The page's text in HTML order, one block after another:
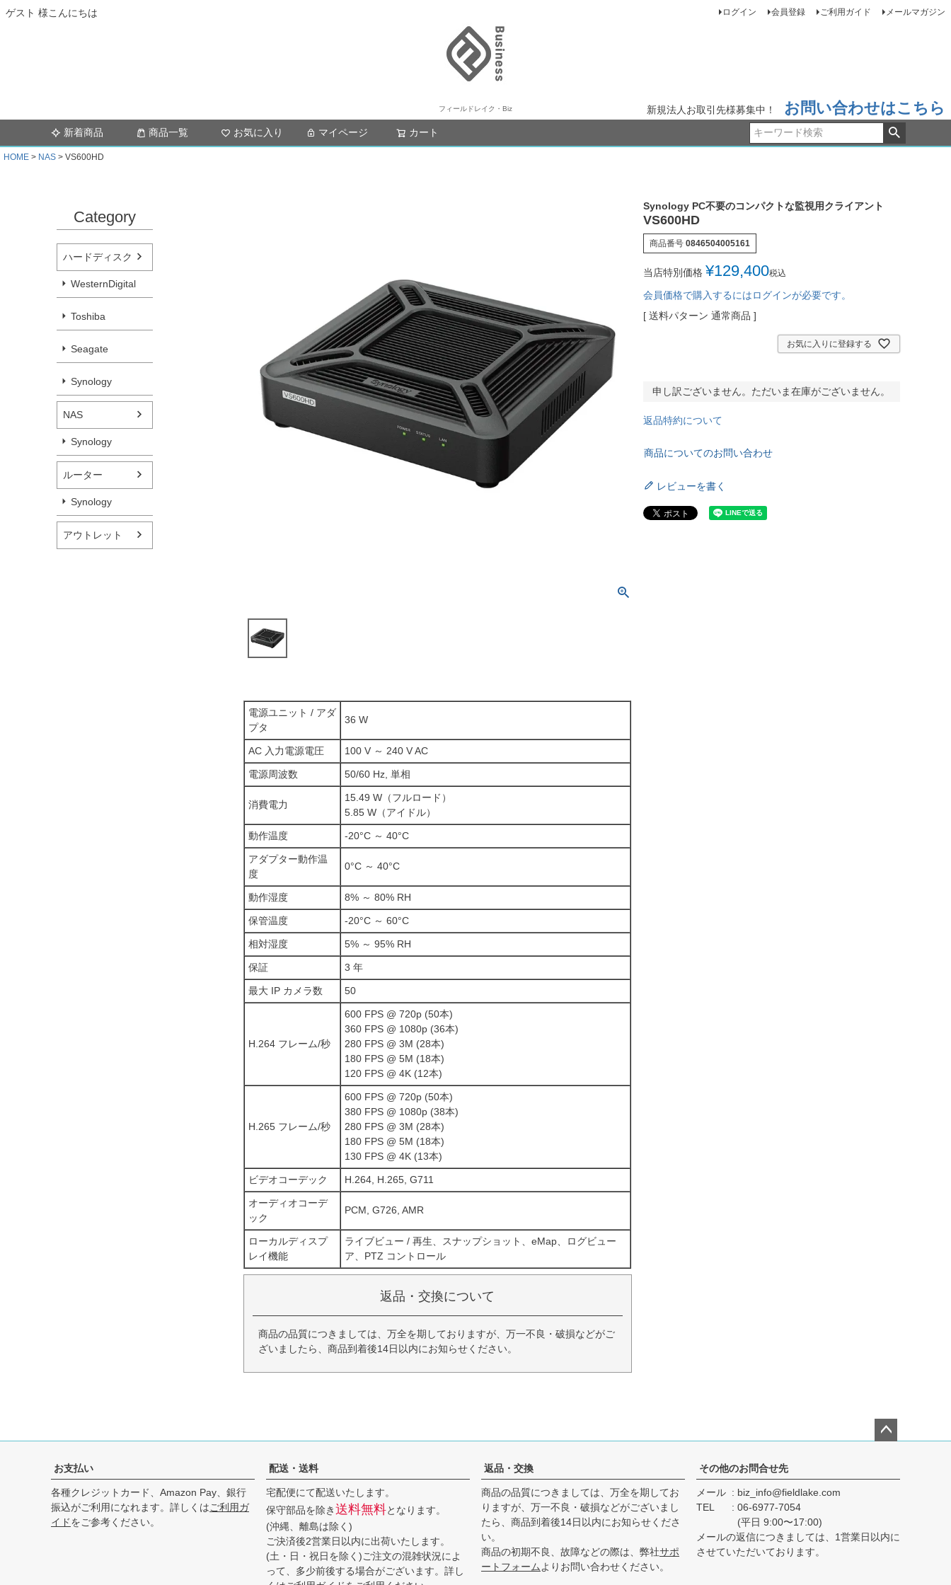
ゲスト 様こんにちは
フィールドレイク・Biz
ログイン 会員登録 ご利用ガイド メールマガジン
新規法人お取引先様募集中！ お問い合わせはこちら
新着商品 商品一覧 お気に入り マイページ カート
HOME NAS VS600HD
Category
ハードディスク
WesternDigital
Toshiba
Seagate
Synology
NAS
Synology
ルーター
Synology
アウトレット
電源ユニット / アダ
プタ
36 W
AC 入力電源電圧 100 V ～ 240 V AC
電源周波数 50/60 Hz, 単相
消費電力
15.49 W（フルロード）
5.85 W（アイドル）
動作温度 -20°C ～ 40°C
アダプター動作温
度
0°C ～ 40°C
動作湿度 8% ～ 80% RH
保管温度 -20°C ～ 60°C
相対湿度 5% ～ 95% RH
保証 3 年
最大 IP カメラ数 50
H.264 フレーム/秒
600 FPS @ 720p (50本)
360 FPS @ 1080p (36本)
280 FPS @ 3M (28本)
180 FPS @ 5M (18本)
120 FPS @ 4K (12本)
H.265 フレーム/秒
600 FPS @ 720p (50本)
380 FPS @ 1080p (38本)
280 FPS @ 3M (28本)
180 FPS @ 5M (18本)
130 FPS @ 4K (13本)
ビデオコーデック H.264, H.265, G711
オーディオコーデ
ック
PCM, G726, AMR
ローカルディスプ
レイ機能
ライブビュー / 再生、スナップショット、eMap、ログビュー
ア、PTZ コントロール
返品・交換について
商品の品質につきましては、万全を期しておりますが、万一不良・破損などがご
ざいましたら、商品到着後14日以内にお知らせください。
Synology PC不要のコンパクトな監視用クライアント
VS600HD
商品番号 0846504005161
当店特別価格 ¥129,400税込
会員価格で購入するにはログインが必要です。
送料パターン 通常商品
お気に入りに登録する
申し訳ございません。ただいま在庫がございません。
返品特約について
商品についてのお問い合わせ
レビューを書く
ップ
お支払い
各種クレジットカード、Amazon Pay、銀行
振込がご利用になれます。詳しくはご利用ガ
イドをご参考ください。
配送・送料
宅配便にて配送いたします。
保守部品を除き送料無料となります。
(沖縄、離島は除く)
ご決済後2営業日以内に出荷いたします。
(土・日・祝日を除く)ご注文の混雑状況によ
って、多少前後する場合がございます。詳し
返品・交換
商品の品質につきましては、万全を期してお
りますが、万一不良・破損などがございまし
たら、商品到着後14日以内にお知らせくださ
い。
商品の初期不良、故障などの際は、弊社サポ
ートフォーム よりお問い合わせください。
その他のお問合せ先
メール
biz_info@fieldlake.com
TEL
06-6977-7054
(平日 9:00〜17:00)
メールの返信につきましては、1営業日以内に
させていただいております。